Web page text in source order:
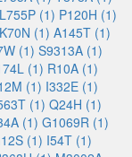
L755P (1) P120H (1)
K70N (1) A145T (1)
(1) S9313A (1)
(1) R10A (1)
(1) I332E (1)
(1) Q24H (1)
(1) G1069R (1)
(1) I54T (1)